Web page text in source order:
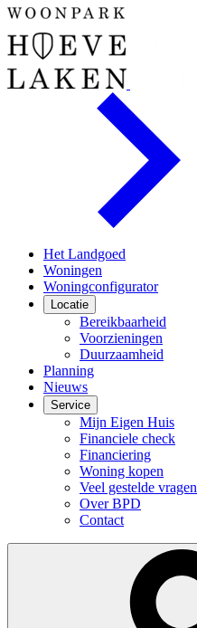
Het Landgoed
Woningen
Woningconfigurator
Locatie
Bereikbaarheid
Voorzieningen
Duurzaamheid
Planning
Nieuws
Service
Mijn Eigen Huis
Financiele check
Financiering
Woning kopen
Veel gestelde vragen
Over BPD
Contact